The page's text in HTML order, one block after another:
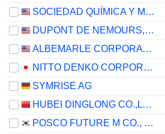
SOCIEDAD QUÍMICA Y MINERA DE CHILE S.A.
DUPONT DE NEMOURS, INC.
ALBEMARLE CORPORATION
NITTO DENKO CORPORATION
SYMRISE AG
HUBEI DINGLONG CO.,LTD.
POSCO FUTURE M CO., LTD.